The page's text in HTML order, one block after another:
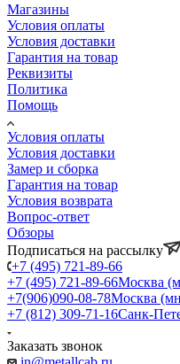
Магазины
Условия оплаты
Условия доставки
Гарантия на товар
Реквизиты
Политика
Помощь
Условия оплаты
Условия доставки
Замер и сборка
Гарантия на товар
Условия возврата
Вопрос-ответ
Обзоры
Подписаться на рассылку
+7 (495) 721-89-66
+7 (495) 721-89-66Москва
+7(906)090-08-78Москва
+7 (812) 309-71-16Санк-
Заказать звонок